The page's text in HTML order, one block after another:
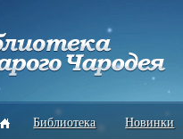
Библиотека Новинки